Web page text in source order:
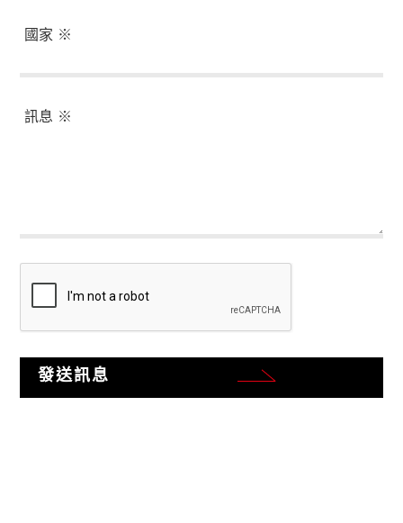
國家
訊息
發送訊息